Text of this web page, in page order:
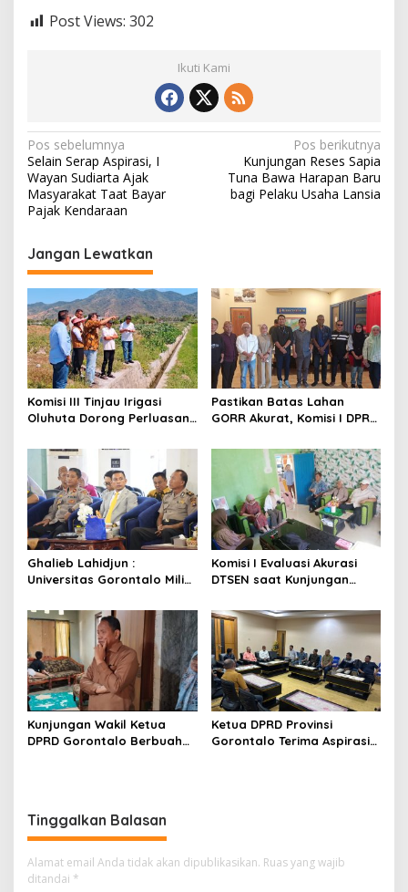
d
Post Views: 302
Ikuti Kami
N
a
v
i
g
a
s
i
p
o
s
Pos sebelumnya
Selain Serap Aspirasi, I
Wayan Sudiarta Ajak
Masyarakat Taat Bayar
Pajak Kendaraan
Pos berikutnya
Kunjungan Reses Sapia
Tuna Bawa Harapan Baru
bagi Pelaku Usaha Lansia
Jangan Lewatkan
Komisi III Tinjau Irigasi
Oluhuta Dorong Perluasan
Pastikan Batas Lahan
GORR Akurat, Komisi I DPRD
Trans Continent.
Ghalieb Lahidjun :
Universitas Gorontalo Miliki
yang Teruji
Komisi I Evaluasi Akurasi
DTSEN saat Kunjungan
Kunjungan Wakil Ketua
DPRD Gorontalo Berbuah
Ketua DPRD Provinsi
Gorontalo Terima Aspirasi
Tinggalkan Balasan
Alamat email Anda tidak akan dipublikasikan. Ruas yang wajib
ditandai *